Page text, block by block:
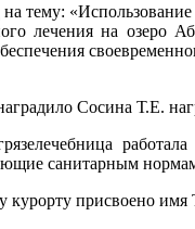
тему:
лечения на
Сосина Т.Е.
санитарным
присвоено